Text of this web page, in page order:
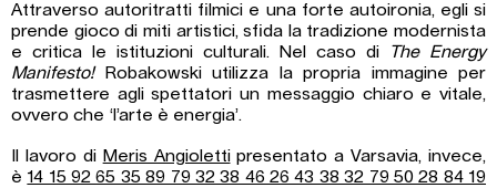
Attraverso autoritratti filmici e una forte autoironia, egli si
prende gioco di miti artistici, sfida la tradizione modernista
e critica le istituzioni culturali. Nel caso di
The Energy
Manifesto!Robakowski utilizza la propria immagine per
trasmettere agli spettatori un messaggio chiaro e vitale,
ovvero che ‘l’arte è energia’.
Il lavoro di Meris Angiolettipresentato a Varsavia, invece,
è 14 15 92 65 35 89 79 32 38 46 26 43 38 32 79 50 28 84 19